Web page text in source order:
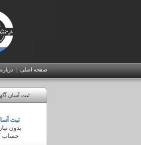
صفحه اصلی |
ثبت آسان
ثبت
بدون
حساب
ورود